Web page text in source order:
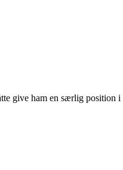
give ham en særlig